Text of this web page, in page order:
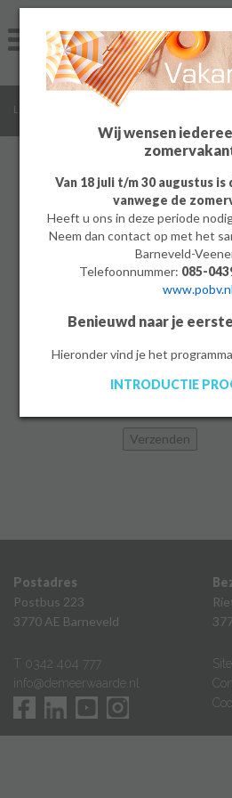
Wij wensen
Van 18 juli t/m 30 augustus
vanwege de
Heeft u ons in deze periode
Neem dan contact op met het
Barneveld-
Telefoonnummer: 085-
www.pobv.nl
Benieuwd naar je
Hieronder vind je het
INTRODUCTIE
Algemeen
Login
Wachtwoord
Terug
Voer uw
mailadres in. Dit is
als u een ouder
medewerkers kunnen
Gebruikersnaam:
Postadres
Postbus 223
3770 AE Barneveld
T 0342 404 777
info@demeerwaarde.nl